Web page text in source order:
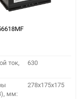
ток,
630
мм:
278x175x175